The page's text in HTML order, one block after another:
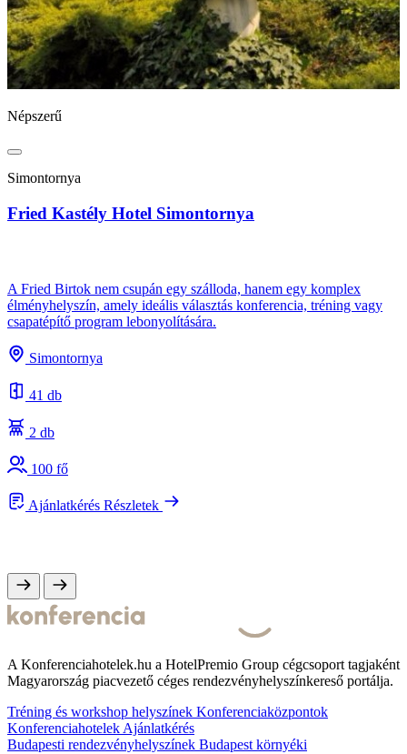
Népszerű
Simontornya
Fried Kastély Hotel Simontornya
A Fried Birtok nem csupán egy szálloda, hanem egy komplex
élményhelyszín, amely ideális választás konferencia, tréning vagy
csapatépítő program lebonyolítására.
Simontornya
41 db
2 db
100 fő
Ajánlatkérés Részletek
A Konferenciahotelek.hu a HotelPremio Group cégcsoport tagjaként
Magyarország piacvezető céges rendezvényhelyszínkereső portálja.
Tréning és workshop helyszínek Konferenciaközpontok
Konferenciahotelek Ajánlatkérés
Budapesti rendezvényhelyszínek Budapest környéki